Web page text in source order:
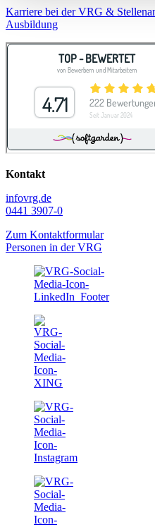
Karriere bei der VRG &
Ausbildung
Kontakt
infovrg.de
0441 3907-0
Zum Kontaktformular
Personen in der VRG